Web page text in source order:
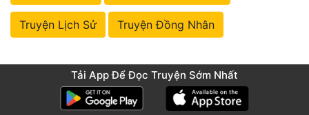
Truyện Lịch Sử Truyện Đồng Nhân
Tải App Để Đọc Truyện Sớm Nhất